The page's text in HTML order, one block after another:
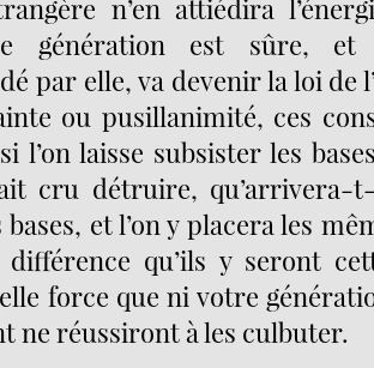
n’en attiédira
génération est sûre, et
par elle, va devenir la loi de
ou pusillanimité, ces
l’on laisse subsister les
cru détruire, qu’arrivera-
et l’on y placera les
différence qu’ils y seront
force que ni votre
ne réussiront à les culbuter.